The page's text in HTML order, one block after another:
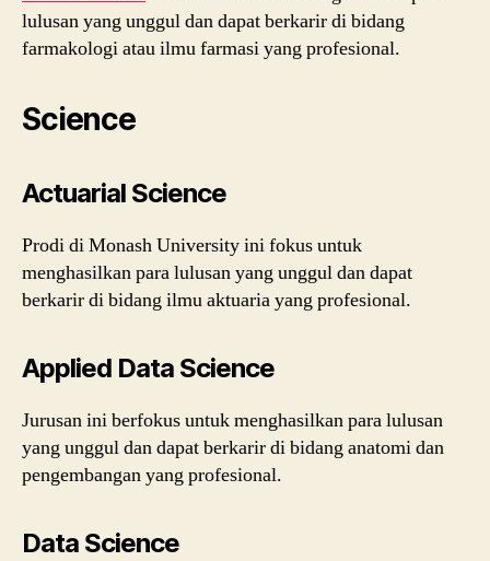
lulusan yang unggul dan dapat berkarir di bidang
farmakologi atau ilmu farmasi yang profesional.
Science
Actuarial Science
Prodi di Monash University ini fokus untuk
menghasilkan para lulusan yang unggul dan dapat
berkarir di bidang ilmu aktuaria yang profesional.
Applied Data Science
Jurusan ini berfokus untuk menghasilkan para lulusan
yang unggul dan dapat berkarir di bidang anatomi dan
pengembangan yang profesional.
Data Science